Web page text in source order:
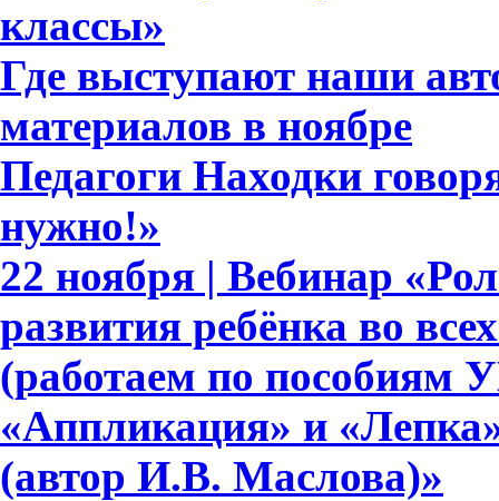
классы»
Где выступают наши
материалов в ноябре
Педагоги Находки
нужно!»
22 ноября | Вебинар
развития ребёнка во
(работаем по пособиям
«Аппликация» и
(автор И.В. Маслова)»